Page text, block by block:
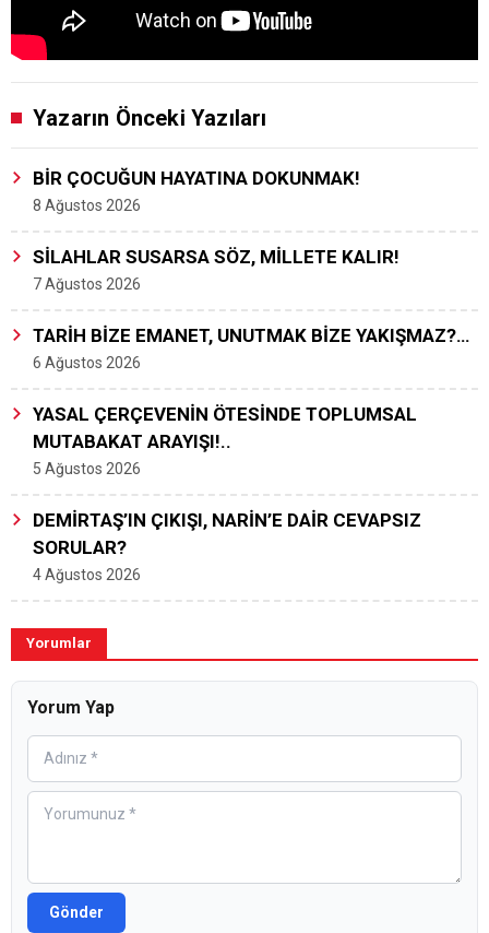
Yazarın Önceki Yazıları
BİR ÇOCUĞUN HAYATINA DOKUNMAK!
8 Ağustos 2026
SİLAHLAR SUSARSA SÖZ, MİLLETE KALIR!
7 Ağustos 2026
TARİH BİZE EMANET, UNUTMAK BİZE YAKIŞMAZ?…
6 Ağustos 2026
YASAL ÇERÇEVENİN ÖTESİNDE TOPLUMSAL
MUTABAKAT ARAYIŞI!..
5 Ağustos 2026
DEMİRTAŞ’IN ÇIKIŞI, NARİN’E DAİR CEVAPSIZ
SORULAR?
4 Ağustos 2026
Yorumlar
Yorum Yap
Gönder